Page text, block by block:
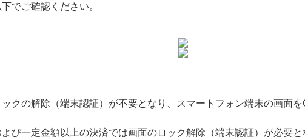
でご確認ください。
クの解除（端末認証）が不要となり、スマートフォン端末の画面
び一定金額以上の決済では画面のロック解除（端末認証）が必要と